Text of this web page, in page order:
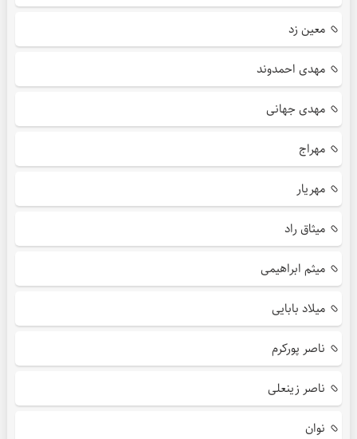
معین زد
مهدی احمدوند
مهدی جهانی
مهراج
مهریار
میثاق راد
میثم ابراهیمی
میلاد بابایی
ناصر پورکرم
ناصر زینعلی
نوان